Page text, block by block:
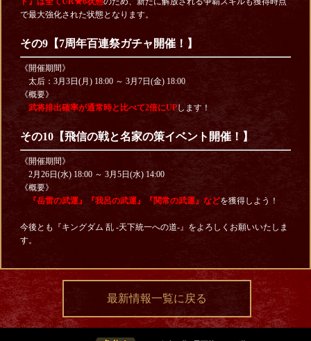
で最大強化された状態となります。
その9【7周年百連祭ガチャ開催！】
《開催期間》
太后：3月3日(月) 18:00 ～ 3月7日(金) 18:00
《概要》
武将排出確率が通常時と比べて2倍にUPします！
その10【飛信の戦と名家の策イベント開催！】
《開催期間》
2月26日(水) 18:00 ～ 3月5日(水) 14:00
《概要》
『岳雷の武運』『我呂の武運』『関常の武運』などを獲得しよう！
今後とも『キングダム 乱 -天下統一への道-』をよろしくお願いいたしま
す。
最新情報一覧に戻る